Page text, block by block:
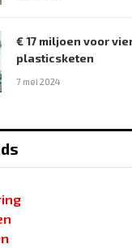
€ 17 miljoen voor
plasticsketen
7 mei 2024